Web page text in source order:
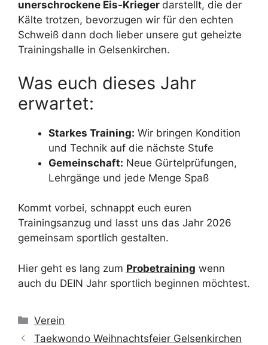
unerschrockene Eis-Krieger darstellt, die der
Kälte trotzen, bevorzugen wir für den echten
Schweiß dann doch lieber unsere gut geheizte
Trainingshalle in Gelsenkirchen.
Was euch dieses Jahr
erwartet:
Starkes Training: Wir bringen Kondition
und Technik auf die nächste Stufe
Gemeinschaft: Neue Gürtelprüfungen,
Lehrgänge und jede Menge Spaß
Kommt vorbei, schnappt euch euren
Trainingsanzug und lasst uns das Jahr 2026
gemeinsam sportlich gestalten.
Hier geht es lang zum Probetraining wenn
auch du DEIN Jahr sportlich beginnen möchtest.
Kategorien
Verein
Taekwondo Weihnachtsfeier Gelsenkirchen